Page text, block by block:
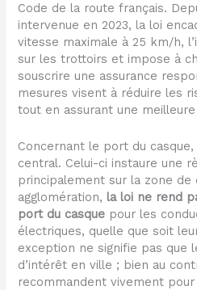
Code de la route français.
intervenue en 2023, la loi
vitesse maximale à 25 km/h,
sur les trottoirs et impose à
souscrire une assurance
mesures visent à réduire les
tout en assurant une
Concernant le port du casque,
central. Celui-ci instaure une
principalement sur la zone de
agglomération, la loi ne rend
port du casque pour les
électriques, quelle que soit
exception ne signifie pas que
d’intérêt en ville ; bien au
recommandent vivement